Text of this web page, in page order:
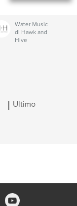
Water Music
di Hawk and
Hive
| Ultimo